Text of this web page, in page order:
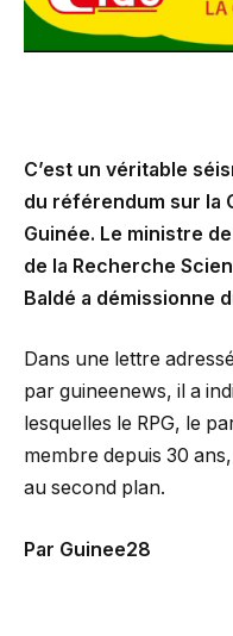
C’est un véritable
du référendum sur la
Guinée. Le ministre
de la Recherche
Baldé a démissionne
Dans une lettre
par guineenews, il a
lesquelles le RPG, le
membre depuis 30
au second plan.
Par Guinee28